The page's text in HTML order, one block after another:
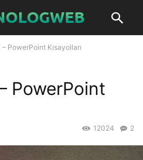
– PowerPoint Kısayolları
PowerPoint
2
12024